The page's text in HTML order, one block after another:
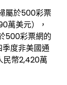
屬於500彩票
萬美元），
500彩票網的
度非美國通
民幣2,420萬